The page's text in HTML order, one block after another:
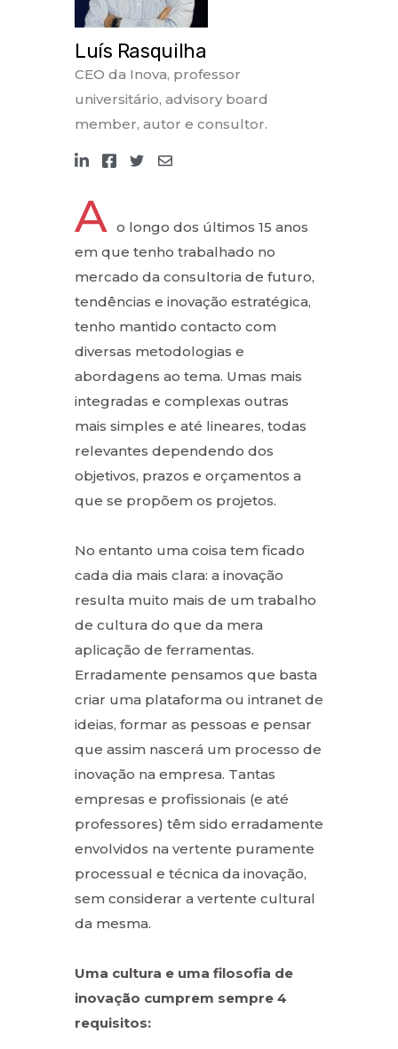
Luís Rasquilha
CEO da Inova, professor
universitário, advisory board
member, autor e consultor.
A o longo dos últimos 15 anos
em que tenho trabalhado no
mercado da consultoria de futuro,
tendências e inovação estratégica,
tenho mantido contacto com
diversas metodologias e
abordagens ao tema. Umas mais
integradas e complexas outras
mais simples e até lineares, todas
relevantes dependendo dos
objetivos, prazos e orçamentos a
que se propõem os projetos.
No entanto uma coisa tem ficado
cada dia mais clara: a inovação
resulta muito mais de um trabalho
de cultura do que da mera
aplicação de ferramentas.
Erradamente pensamos que basta
criar uma plataforma ou intranet de
ideias, formar as pessoas e pensar
que assim nascerá um processo de
inovação na empresa. Tantas
empresas e profissionais (e até
professores) têm sido erradamente
envolvidos na vertente puramente
processual e técnica da inovação,
sem considerar a vertente cultural
da mesma.
Uma cultura e uma filosofia de
inovação cumprem sempre 4
requisitos: